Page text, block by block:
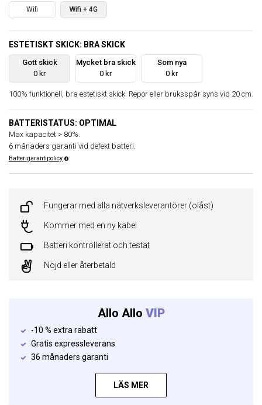
Wifi Wifi + 4G
ESTETISKT SKICK: BRA SKICK
Gott skick
0 kr
Mycket bra skick
0 kr
Som nya
0 kr
100% funktionell, bra estetiskt skick. Repor eller bruksspår syns vid 20 cm.
BATTERISTATUS: OPTIMAL
Max kapacitet > 80%.
6 månaders garanti vid defekt batteri.
Batterigarantipolicy
Fungerar med alla nätverksleverantörer (olåst)
Kommer med en ny kabel
Batteri kontrollerat och testat
Nöjd eller återbetald
Allo Allo VIP
-10 % extra rabatt
Gratis expressleverans
36 månaders garanti
LÄS MER